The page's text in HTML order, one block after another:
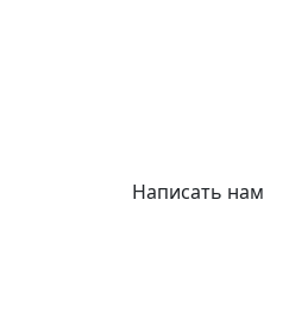
Написать нам